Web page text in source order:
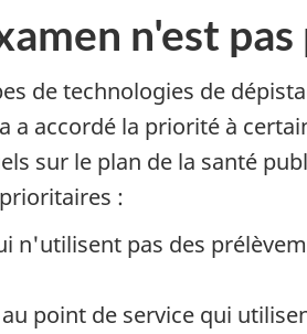
n'est
de technologies de
a accordé la priorité à
sur le plan de la santé
:
n'utilisent pas des
point de service qui